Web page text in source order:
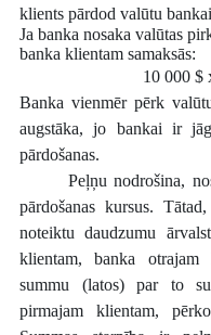
klients pārdod valūtu
Ja banka nosaka valūtas
banka klientam samaksās:
10 000 $
Banka vienmēr pērk
augstāka, jo bankai ir
pārdošanas.
Peļņu nodrošina,
pārdošanas kursus.
noteiktu daudzumu
klientam, banka otrajam
summu (latos) par to
pirmajam klientam,